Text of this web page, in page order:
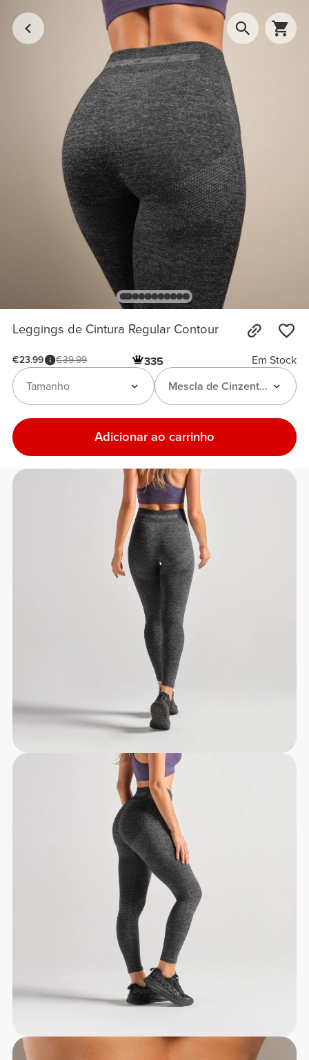
Leggings de Cintura Regular Contour
€23.99 €39.99 335
Em Stock
Mescla de Cinzento-Escuro
Tamanho
Adicionar ao carrinho